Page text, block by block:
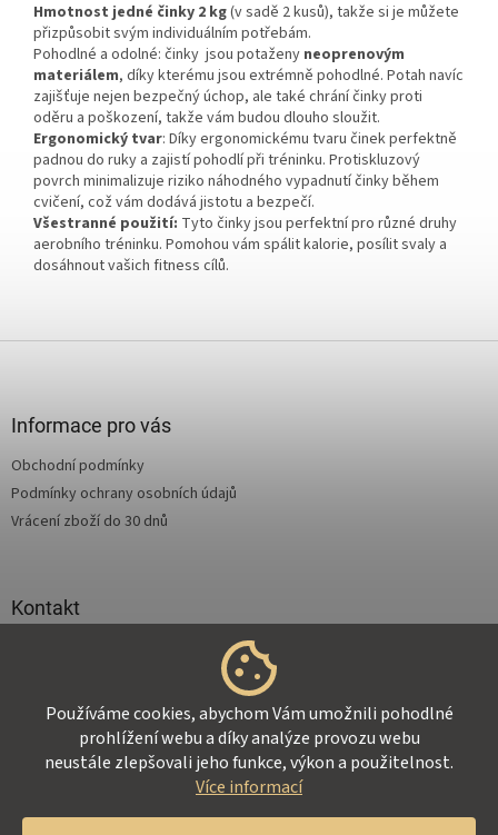
Používáme cookies, abychom Vám umožnili pohodlné
prohlížení webu a díky analýze provozu webu
neustále zlepšovali jeho funkce, výkon a použitelnost.
Více informací
Hmotnost jedné činky 2 kg(v sadě 2 kusů), takže si je můžete
přizpůsobit svým individuálním potřebám.
Pohodlné a odolné: činky jsou potaženy neoprenovým
materiálem, díky kterému jsou extrémně pohodlné. Potah navíc
zajišťuje nejen bezpečný úchop, ale také chrání činky proti
oděru a poškození, takže vám budou dlouho sloužit.
Ergonomický tvar: Díky ergonomickému tvaru činek perfektně
padnou do ruky a zajistí pohodlí při tréninku. Protiskluzový
povrch minimalizuje riziko náhodného vypadnutí činky během
cvičení, což vám dodává jistotu a bezpečí.
Všestranné použití: Tyto činky jsou perfektní pro různé druhy
aerobního tréninku. Pomohou vám spálit kalorie, posílit svaly a
dosáhnout vašich fitness cílů.
Informace pro vás
Obchodní podmínky
Podmínky ochrany osobních údajů
Vrácení zboží do 30 dnů
Kontakt
Vytvořil Shoptet